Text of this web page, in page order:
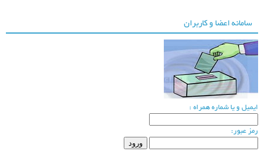
دانشگاه شهید چمران
اهواز
شرکت برق منطقه ای
سامانه اعضا و کاربران
و یا شماره همراه :
عبور: